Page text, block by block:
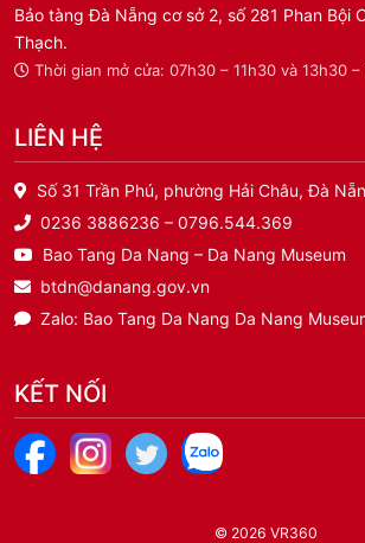
Bảo tàng Đà Nẵng cơ sở 2, số 281 Phan Bội
Thạch.
Thời gian mở cửa: 07h30 – 11h30 và 13h30
LIÊN HỆ
Số 31 Trần Phú, phường Hải Châu, Đà
0236 3886236 – 0796.544.369
Bao Tang Da Nang – Da Nang Museum
btdn@danang.gov.vn
Zalo: Bao Tang Da Nang Da Nang
KẾT NỐI
© 2026 VR360